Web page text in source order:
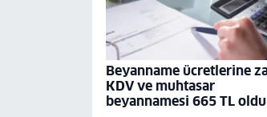
Beyanname ücretlerine
KDV ve muhtasar
beyannamesi 665 TL oldu